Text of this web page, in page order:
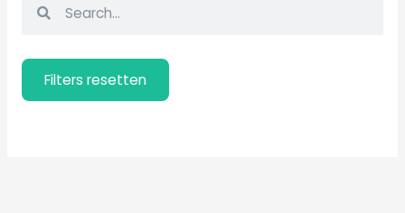
e
e
k
Filters resetten